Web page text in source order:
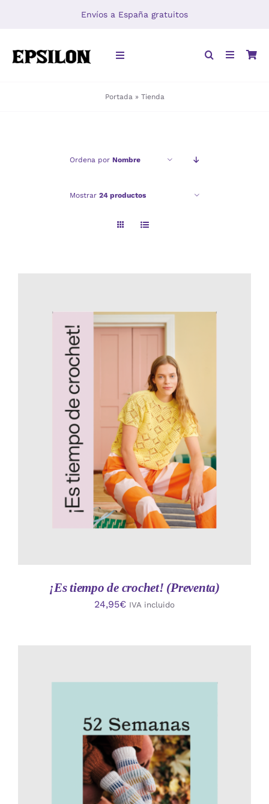
Envíos a España gratuitos
Toggle
Portada » Tienda
Ordena por Nombre
Mostrar 24 productos
AÑADIR AL CARRITO
/
DETALLES
¡Es tiempo de crochet! (Preventa)
24,95€ IVA incluido
AÑADIR AL CARRITO
/